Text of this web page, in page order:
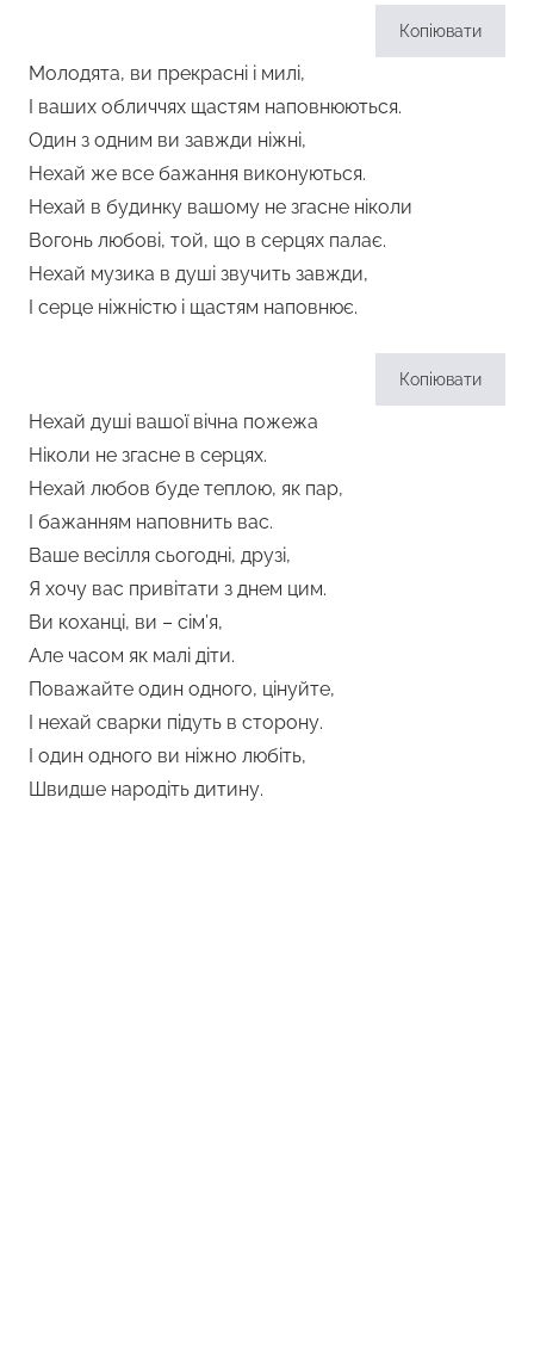
Копіювати
Молодята, ви прекрасні і милі,
І ваших обличчях щастям наповнюються.
Один з одним ви завжди ніжні,
Нехай же все бажання виконуються.
Нехай в будинку вашому не згасне ніколи
Вогонь любові, той, що в серцях палає.
Нехай музика в душі звучить завжди,
І серце ніжністю і щастям наповнює.
Копіювати
Нехай душі вашої вічна пожежа
Ніколи не згасне в серцях.
Нехай любов буде теплою, як пар,
І бажанням наповнить вас.
Ваше весілля сьогодні, друзі,
Я хочу вас привітати з днем ​​цим.
Ви коханці, ви – сім’я,
Але часом як малі діти.
Поважайте один одного, цінуйте,
І нехай сварки підуть в сторону.
І один одного ви ніжно любіть,
Швидше народіть дитину.